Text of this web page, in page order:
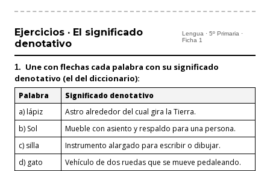
Ejercicios · El significado
denotativo
Lengua · 5º Primaria ·
Ficha 1
1. Une con flechas cada palabra con su significado
denotativo (el del diccionario):
Palabra Significado denotativo
a) lápiz
Astro alrededor del cual gira la Tierra.
b) Sol
Mueble con asiento y respaldo para una persona.
c) silla
Instrumento alargado para escribir o dibujar.
d) gato
Vehículo de dos ruedas que se mueve pedaleando.